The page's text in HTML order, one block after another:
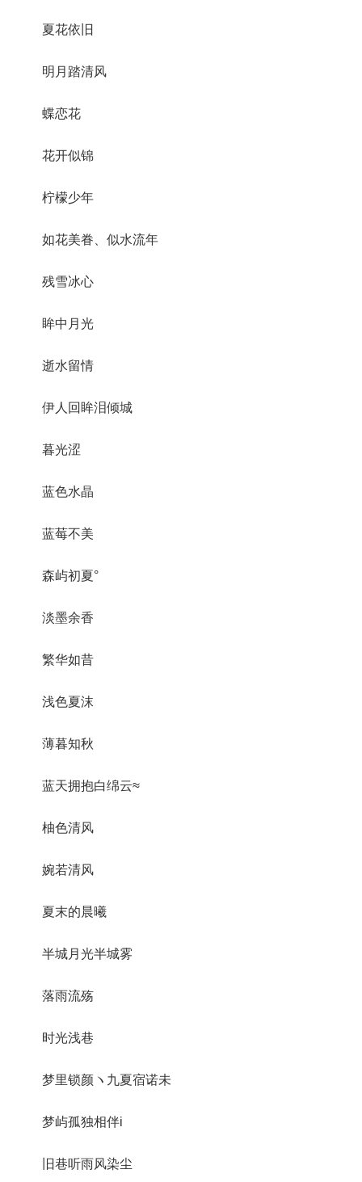
夏花依旧
明月踏清风
蝶恋花
花开似锦
柠檬少年
如花美眷、似水流年
残雪冰心
眸中月光
逝水留情
伊人回眸泪倾城
暮光涩
蓝色水晶
蓝莓不美
森屿初夏°
淡墨余香
繁华如昔
浅色夏沫
薄暮知秋
蓝天拥抱白绵云≈
柚色清风
婉若清风
夏末的晨曦
半城月光半城雾
落雨流殇
时光浅巷
梦里锁颜ヽ九夏宿诺未
梦屿孤独相伴i
旧巷听雨风染尘